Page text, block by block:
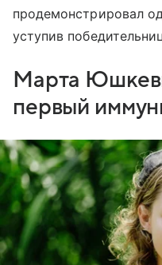
продемонстрировал
уступив
Марта
первый